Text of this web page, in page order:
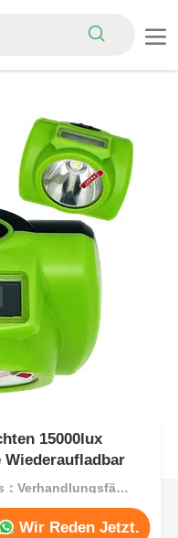
15000lux
Wiederaufladbar
Preis：Verhandlungsfähig
Wir Reden Jetzt.